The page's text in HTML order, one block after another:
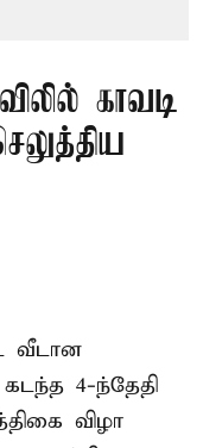
காவடி
வீடான
4-ந்தேதி
விழா